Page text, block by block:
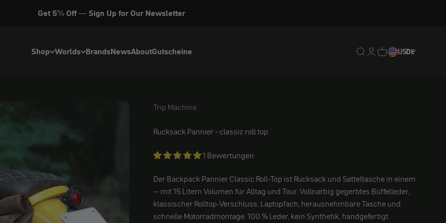
Get 5% Off — Sign Up for Our Newsletter
Shop Worlds BrandsNewsAboutGutscheine Translation missing:
Translation missing:
Translation
USDDE
Trip Machine
Trip Machine
Rucksack Pannier - classic roll top
1 Bewertungen
Der Backpack Pannier Classic Roll-Top ist Rucksack und Satteltasche in einem
– mit 15 Litern Volumen für Alltag und Tour. Vollnarbig gegerbtes Büffelleder,
klassischer Rolltop-Verschluss, Laptopfach, herausnehmbare Tasche und
schnelle Motorradmontage. 100 % Leder, kein Synthetik, handgefertigt.